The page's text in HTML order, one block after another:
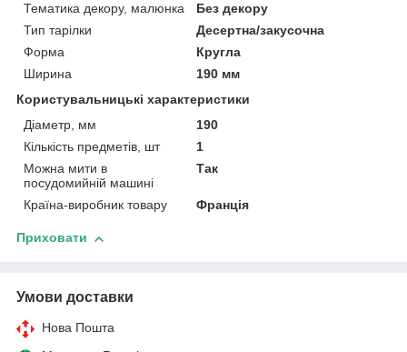
Тематика декору, малюнка
Без декору
Тип тарілки
Десертна/закусочна
Форма
Кругла
Ширина
190 мм
Користувальницькі характеристики
Діаметр, мм
190
Кількість предметів, шт
1
Можна мити в
посудомийній машині
Так
Країна-виробник товару Франція
Приховати
Умови доставки
Нова Пошта